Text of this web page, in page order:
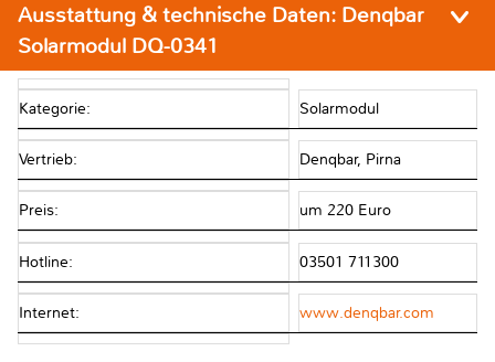
Ausstattung & technische Daten: Denqbar
Solarmodul DQ-0341
Kategorie: Solarmodul
Vertrieb: Denqbar, Pirna
Preis: um 220 Euro
Hotline: 03501 711300
Internet: www.denqbar.com